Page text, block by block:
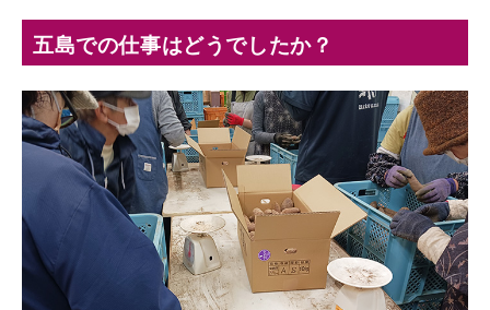
五島での仕事はどうでしたか？